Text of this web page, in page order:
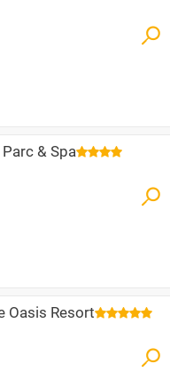
& Spa
Oasis Resort